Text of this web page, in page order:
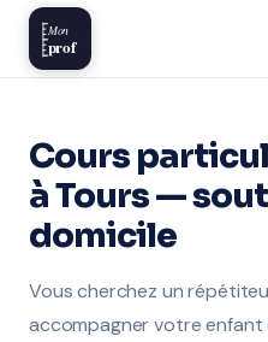
Mon
prof
Cours
à Tours —
domicile
Vous cherchez un
accompagner votre enfant